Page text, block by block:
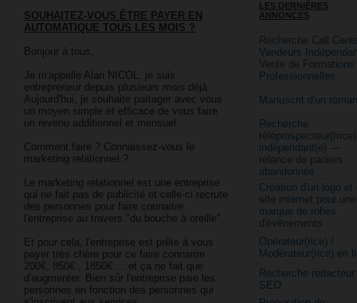
LES DERNIÈRES
ANNONCES
Recherche Call
Vendeurs
Vente de Formations
Professionnelles
Manuscrit d'un roman
Recherche
téléprospecteur(trice)
indépendant(e) —
relance de paniers
abandonnés
Création d'un logo et
site internet pour une
marque de robes
d'évènements
Opérateur(rice) /
Modérateur(rice) en
Recherche rédacteur
SEO
SOUHAITEZ-VOUS ÊTRE PAYER EN
AUTOMATIQUE TOUS LES MOIS ?
Bonjour à tous,
Je m'appelle Alan NICOL, je suis
entrepreneur depuis plusieurs mois déjà.
Aujourd'hui, je souhaite partager avec vous
un moyen simple et efficace de vous faire
un revenu additionnel et mensuel.
Comment faire ? Connaissez-vous le
marketing relationnel ?
Le marketing relationnel est une entreprise
qui ne fait pas de publicité et celle-ci recrute
des personnes pour faire connaitre
l'entreprise au travers "du bouche à oreille".
Et pour cela, l'entreprise est prête à vous
payer très chère pour ce faire connaitre :
200€, 850€ , 1850€ ... et ça ne fait que
d'augmenter. Bien sûr l'entreprise paie les
personnes en fonction des personnes qui